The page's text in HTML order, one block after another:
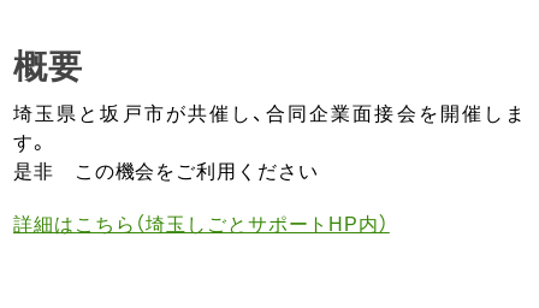
概要
埼玉県と坂戸市が共催し、合同企業面接会を開催しま
す。
是非 この機会をご利用ください
詳細はこちら（埼玉しごとサポートHP内）